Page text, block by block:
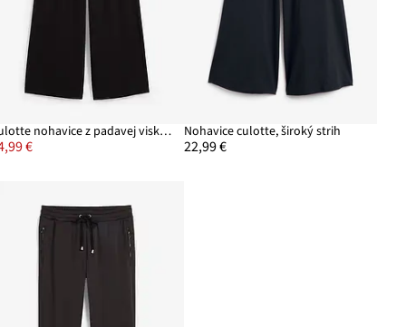
Culotte nohavice z padavej viskózy
€
Nohavice culotte, široký strih
22,99 €